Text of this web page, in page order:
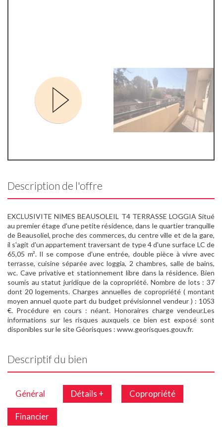
Description de l'offre
EXCLUSIVITE NIMES BEAUSOLEIL T4 TERRASSE LOGGIA Situé
au premier étage d'une petite résidence, dans le quartier tranquille
de Beausoliel, proche des commerces, du centre ville et de la gare,
il s'agit d'un appartement traversant de type 4 d'une surface LC de
65,05 m². Il se compose d'une entrée, double pièce à vivre avec
terrasse, cuisine séparée avec loggia, 2 chambres, salle de bains,
wc. Cave privative et stationnement libre dans la résidence. Bien
soumis au statut juridique de la copropriété. Nombre de lots : 37
dont 20 logements. Charges annuelles de copropriété ( montant
moyen annuel quote part du budget prévisionnel vendeur ) : 1053
€. Procédure en cours : néant. Honoraires charge vendeur.Les
informations sur les risques auxquels ce bien est exposé sont
disponibles sur le site Géorisques : www.georisques.gouv.fr.
Descriptif du bien
Général Détails + Copropriété
Financier